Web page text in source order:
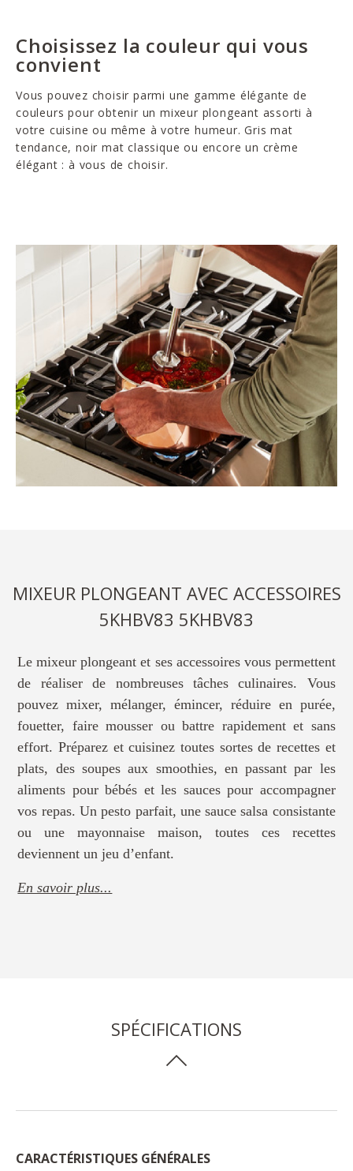
Choisissez la couleur qui vous
convient
Vous pouvez choisir parmi une gamme élégante de
couleurs pour obtenir un mixeur plongeant assorti à
votre cuisine ou même à votre humeur. Gris mat
tendance, noir mat classique ou encore un crème
élégant : à vous de choisir.
MIXEUR PLONGEANT AVEC ACCESSOIRES
5KHBV83 5KHBV83
Le mixeur plongeant et ses accessoires vous permettent
de réaliser de nombreuses tâches culinaires. Vous
pouvez mixer, mélanger, émincer, réduire en purée,
fouetter, faire mousser ou battre rapidement et sans
effort. Préparez et cuisinez toutes sortes de recettes et
plats, des soupes aux smoothies, en passant par les
aliments pour bébés et les sauces pour accompagner
vos repas. Un pesto parfait, une sauce salsa consistante
ou une mayonnaise maison, toutes ces recettes
deviennent un jeu d’enfant.
En savoir plus...
SPÉCIFICATIONS
CARACTÉRISTIQUES GÉNÉRALES